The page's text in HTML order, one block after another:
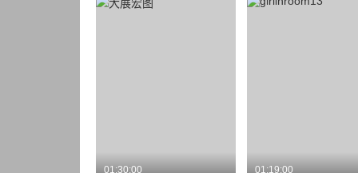
01:30:00 01:19:00